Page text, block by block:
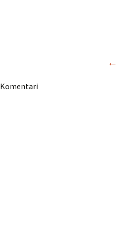
Navigacija
←
Komentari